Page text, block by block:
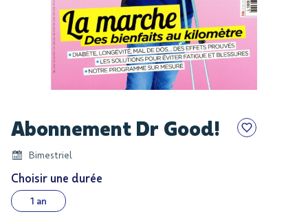
to
beginning
of
the
images
Abonnement Dr Good!
Bimestriel
Choisir une durée
1 an